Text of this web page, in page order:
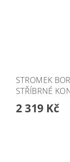
STROMEK
STŘÍBRNÉ
2 319 Kč